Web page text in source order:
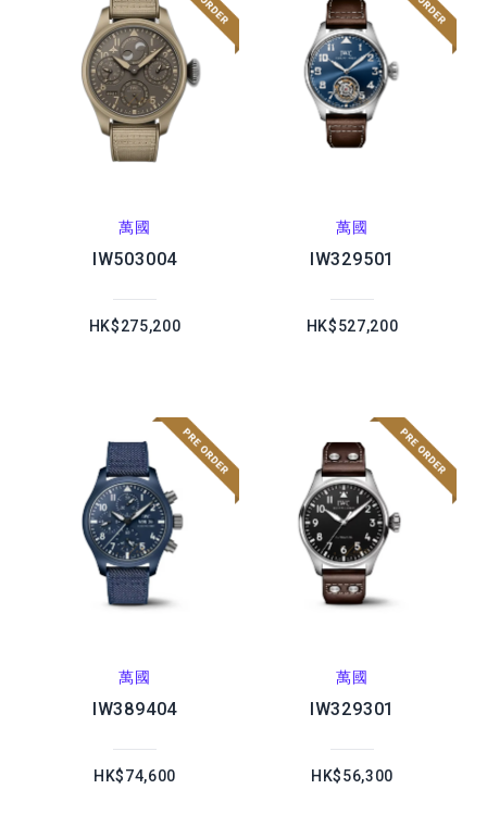
萬國
IW503004
HK$275,200
萬國
IW329501
HK$527,200
萬國
IW389404
HK$74,600
萬國
IW329301
HK$56,300